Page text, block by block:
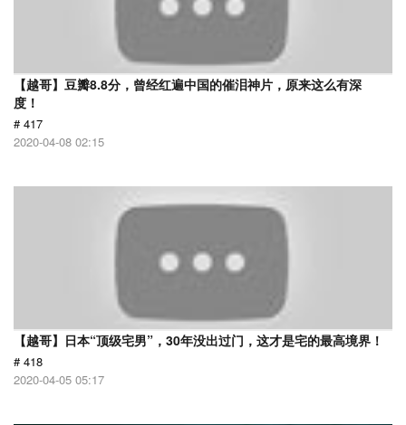
【越哥】豆瓣8.8分，曾经红遍中国的催泪神片，原来这么有深
度！
# 417
2020-04-08 02:15
【越哥】日本“顶级宅男”，30年没出过门，这才是宅的最高境界！
# 418
2020-04-05 05:17